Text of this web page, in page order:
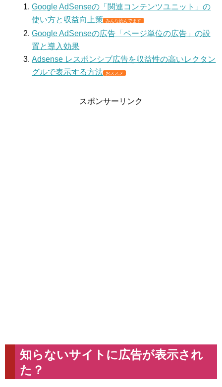
Google AdSenseの「関連コンテンツユニット」の
使い方と収益向上策 みんな読んでます
Google AdSenseの広告「ページ単位の広告」の設
置と導入効果
Adsense レスポンシブ広告を収益性の高いレクタン
グルで表示する方法 おススメ
スポンサーリンク
知らないサイトに広告が表示され
た？